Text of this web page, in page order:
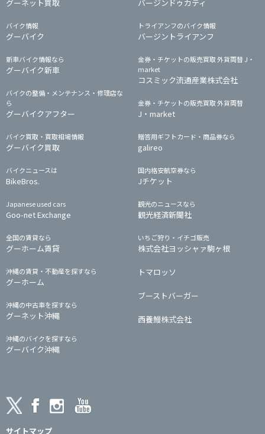
グーネット買取
バイク情報
グーバイク
新車バイク情報なら
グーバイク新車
バイクの整備・メンテナンス・修理店な
ら
グーバイクアフター
バイク買取・買取相場情報
グーバイク買取
バイクニュースは
BikeBros.
Japanese used cars
Goo-net Exchange
全国の賃貸なら
グーホーム賃貸
沖縄の賃貸・不動産を探すなら
グーホーム
沖縄の中古車を探すなら
グーネット沖縄
沖縄のバイクを探すなら
グーバイク沖縄
バージンドゥカティ
トライアンフのバイク情報
バージントライアンフ
金券・チケットの販売買取 外貨両替 J・
market
コスミック流通産業株式会社
金券・チケットの販売買取 外貨両替
J・market
贈答用ギフトカード・商品券なら
galireo
国内格安航空券なら
Jチケット
観光のニュースなら
観光経済新聞社
いちご狩り・イチゴ販売
株式会社ヨッシャァ駒ヶ根
トマロッソ
ブーストバーガー
西養鰻株式会社
サイトマップ